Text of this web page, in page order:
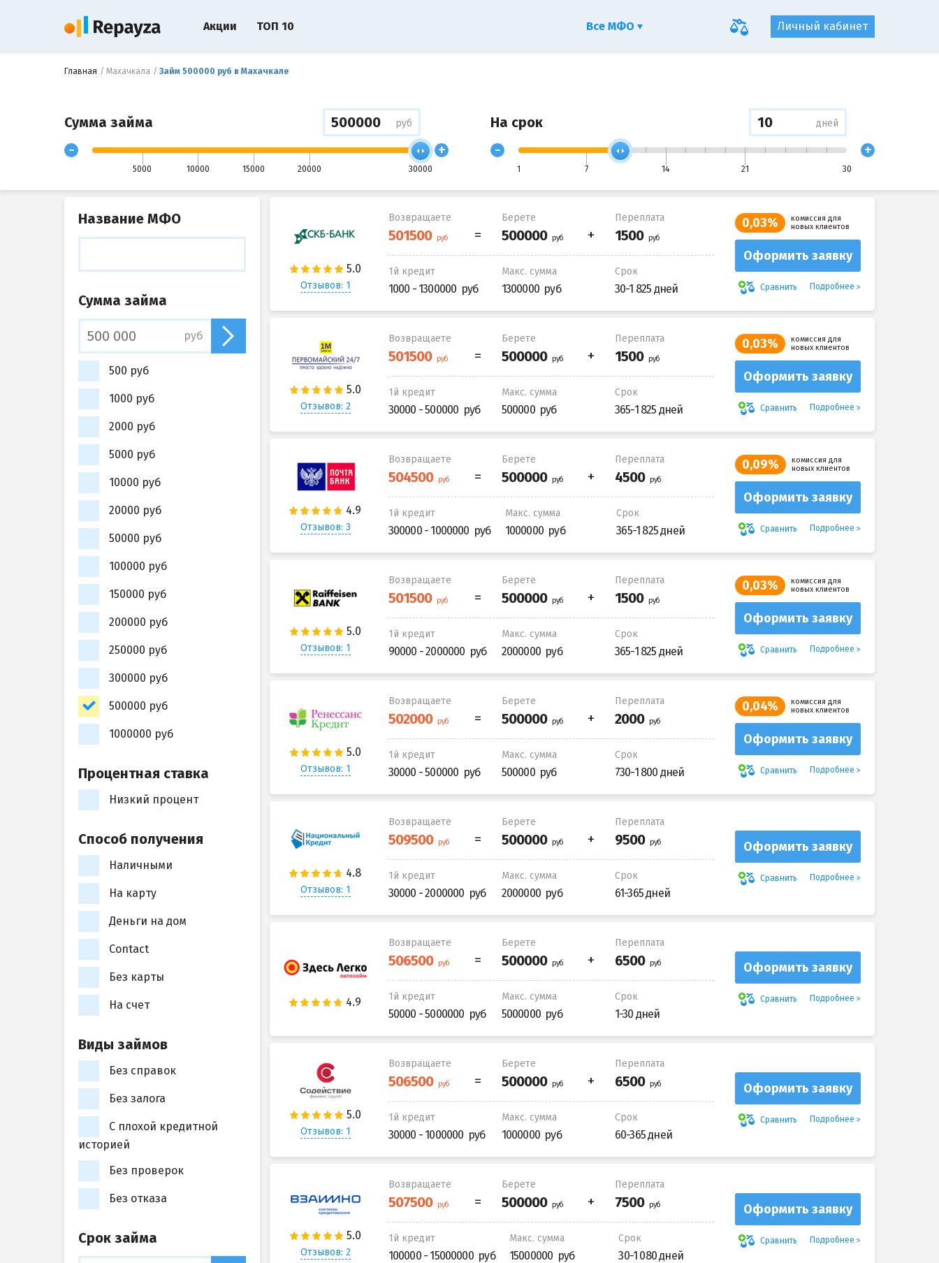
Главная Махачкала Займ 500000 руб в Махачкале
Сумма займа руб
-
5000 10000 15000 20000 30000
+
На срок дней
-
1 7 14 21 30
+
Отзывов: 1
Возвращаете Берете Переплата
1й кредит
1000 - 1300000
Макс. сумма
1300000
Срок
30-1 825 дней
0,03%
комиссия для
новых клиентов
Оформить заявку
Сравнить Подробнее
Отзывов: 2
Возвращаете Берете Переплата
1й кредит
30000 - 500000
Макс. сумма
500000
Срок
365-1 825 дней
0,03%
комиссия для
новых клиентов
Оформить заявку
Сравнить Подробнее
Отзывов: 3
Возвращаете Берете Переплата
1й кредит
300000 - 1000000
Макс. сумма
1000000
Срок
365-1 825 дней
0,09%
комиссия для
новых клиентов
Оформить заявку
Сравнить Подробнее
Отзывов: 1
Возвращаете Берете Переплата
1й кредит
90000 - 2000000
Макс. сумма
2000000
Срок
365-1 825 дней
0,03%
комиссия для
новых клиентов
Оформить заявку
Сравнить Подробнее
Отзывов: 1
Возвращаете Берете Переплата
1й кредит
30000 - 500000
Макс. сумма
500000
Срок
730-1 800 дней
0,04%
комиссия для
новых клиентов
Оформить заявку
Сравнить Подробнее
Отзывов: 1
Возвращаете Берете Переплата
1й кредит
30000 - 2000000
Макс. сумма
2000000
Срок
61-365 дней
Оформить заявку
Сравнить Подробнее
Возвращаете Берете Переплата
1й кредит
50000 - 5000000
Макс. сумма
5000000
Срок
1-30 дней
Оформить заявку
Сравнить Подробнее
Отзывов: 1
Возвращаете Берете Переплата
1й кредит
30000 - 1000000
Макс. сумма
1000000
Срок
60-365 дней
Оформить заявку
Сравнить Подробнее
Отзывов: 2
Возвращаете Берете Переплата
1й кредит
100000 - 15000000
Макс. сумма
15000000
Срок
30-1 080 дней
Оформить заявку
Сравнить Подробнее
Название МФО
Сумма займа
руб
500 руб
1000 руб
2000 руб
5000 руб
10000 руб
20000 руб
50000 руб
100000 руб
150000 руб
200000 руб
250000 руб
300000 руб
500000 руб
1000000 руб
Процентная ставка
Низкий процент
Способ получения
Наличными
На карту
Деньги на дом
Contact
Без карты
На счет
Виды займов
Без справок
Без залога
С плохой кредитной
историей
Без проверок
Без отказа
Срок займа
Личный кабинет
Акции ТОП 10 Все МФО